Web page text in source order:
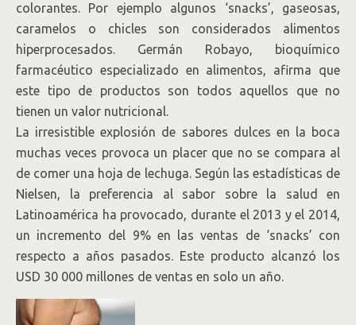
colorantes. Por ejemplo algunos ‘snacks’, gaseosas,
caramelos o chicles son considerados alimentos
hiperprocesados. Germán Robayo, bioquímico
farmacéutico especializado en alimentos, afirma que
este tipo de productos son todos aquellos que no
tienen un valor nutricional.
La irresistible explosión de sabores dulces en la boca
muchas veces provoca un placer que no se compara al
de comer una hoja de lechuga. Según las estadísticas de
Nielsen, la preferencia al sabor sobre la salud en
Latinoamérica ha provocado, durante el 2013 y el 2014,
un incremento del 9% en las ventas de ‘snacks’ con
respecto a años pasados. Este producto alcanzó los
USD 30 000 millones de ventas en solo un año.